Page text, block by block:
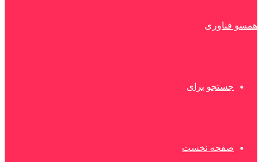
همسو فناوری
جستجو برای
صفحه نخست